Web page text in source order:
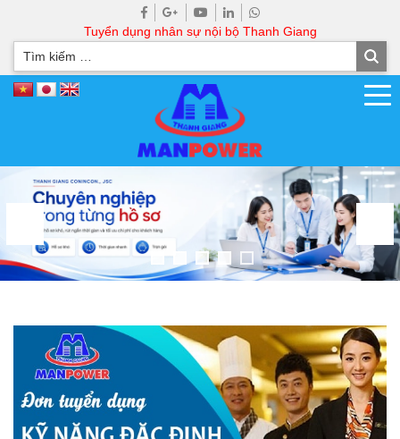
Tuyển dụng nhân sự nội bộ Thanh Giang